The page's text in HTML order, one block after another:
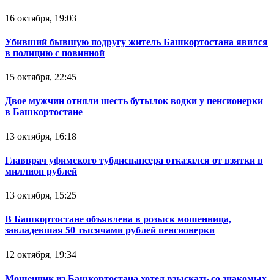
16 октября, 19:03
Убивший бывшую подругу житель Башкортостана явился
в полицию с повинной
15 октября, 22:45
Двое мужчин отняли шесть бутылок водки у пенсионерки
в Башкортостане
13 октября, 16:18
Главврач уфимского тубдиспансера отказался от взятки в
миллион рублей
13 октября, 15:25
В Башкортостане объявлена в розыск мошенница,
завладевшая 50 тысячами рублей пенсионерки
12 октября, 19:34